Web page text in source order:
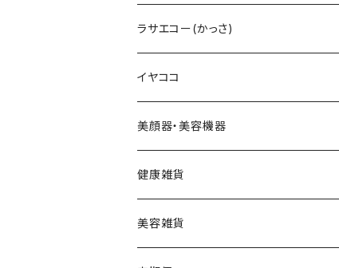
LIPADDICTヌードエスプレッソ
セットアップパウダー
シャイニー
スムース
V3コンシーラー
HARIデイリークリーム
VSPICサンセラム
VSPIC C グロウミスト
Cエマルジョン
Cクレンザー
Cクリーム
Cクレイパック
基本4種セット
デュアルカーブ
羽根型
ウェーブ型
ロング
スティック
ホワイトパンドラ
チューっとカット
カッティー
バーニー
ビタマイン
V3HARIセラム
ヴィディアル・ニードリッチ
ラサエコー(かっさ)
イヤココ
美顔器・美容機器
ビューティフェイススティック・リン
レーザー&EMSリフトブラシPRO2.0
健康雑貨
ストーンホットパット
美容雑貨